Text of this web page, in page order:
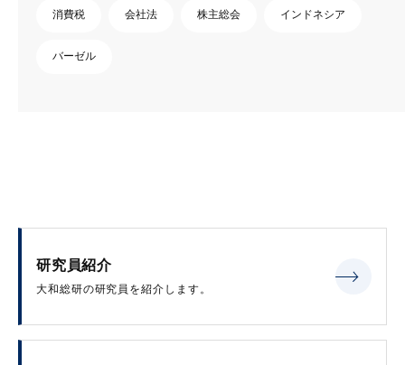
消費税 会社法 株主総会 インドネシア
バーゼル
研究員紹介
大和総研の研究員を紹介します。